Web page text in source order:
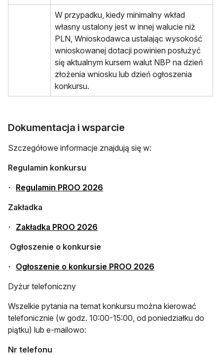
W przypadku, kiedy minimalny wkład
własny ustalony jest w innej walucie niż
PLN, Wnioskodawca ustalając wysokość
wnioskowanej dotacji powinien posłużyć
się aktualnym kursem walut NBP na dzień
złożenia wniosku lub dzień ogłoszenia
konkursu.
Dokumentacja i wsparcie
Szczegółowe informacje znajdują się w:
Regulamin konkursu
Regulamin PROO 2026
Zakładka
Zakładka PROO 2026
Ogłoszenie o konkursie
Ogłoszenie o konkursie PROO 2026
Dyżur telefoniczny
Wszelkie pytania na temat konkursu można kierować
telefonicznie (w godz. 10:00-15:00, od poniedziałku do
piątku) lub e-mailowo:
Nr telefonu